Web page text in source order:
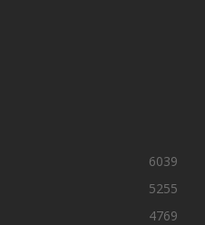
6039
5255
4769